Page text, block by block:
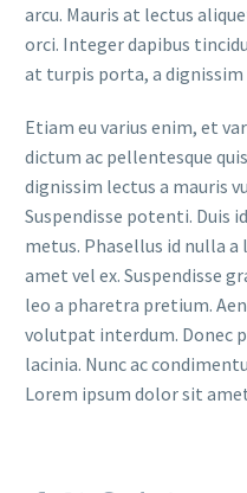
arcu. Mauris at lectus
orci. Integer dapibus
at turpis porta, a dignissim
Etiam eu varius enim, et
dictum ac pellentesque
dignissim lectus a mauris
Suspendisse potenti. Duis
metus. Phasellus id nulla
amet vel ex. Suspendisse
leo a pharetra pretium.
volutpat interdum. Donec
lacinia. Nunc ac
Lorem ipsum dolor sit